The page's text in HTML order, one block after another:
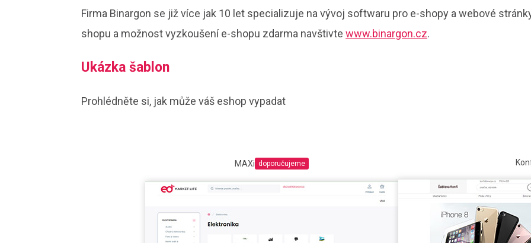
Firma Binargon se již více jak 10 let specializuje na vývoj softwaru pro e-shopy a webové
shopu a možnost vyzkoušení e-shopu zdarma navštivte www.binargon.cz.
Ukázka šablon
Prohlédněte si, jak může váš eshop vypadat
MAXi doporučujeme